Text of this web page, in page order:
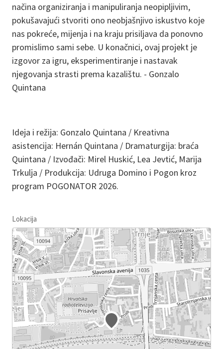
načina organiziranja i manipuliranja neopipljivim,
pokušavajući stvoriti ono neobjašnjivo iskustvo koje
nas pokreće, mijenja i na kraju prisiljava da ponovno
promislimo sami sebe. U konačnici, ovaj projekt je
izgovor za igru, eksperimentiranje i nastavak
njegovanja strasti prema kazalištu. - Gonzalo
Quintana
Ideja i režija: Gonzalo Quintana / Kreativna
asistencija: Hernán Quintana / Dramaturgija: braća
Quintana / Izvođači: Mirel Huskić, Lea Jevtić, Marija
Trkulja / Produkcija: Udruga Domino i Pogon kroz
program POGONATOR 2026.
Lokacija